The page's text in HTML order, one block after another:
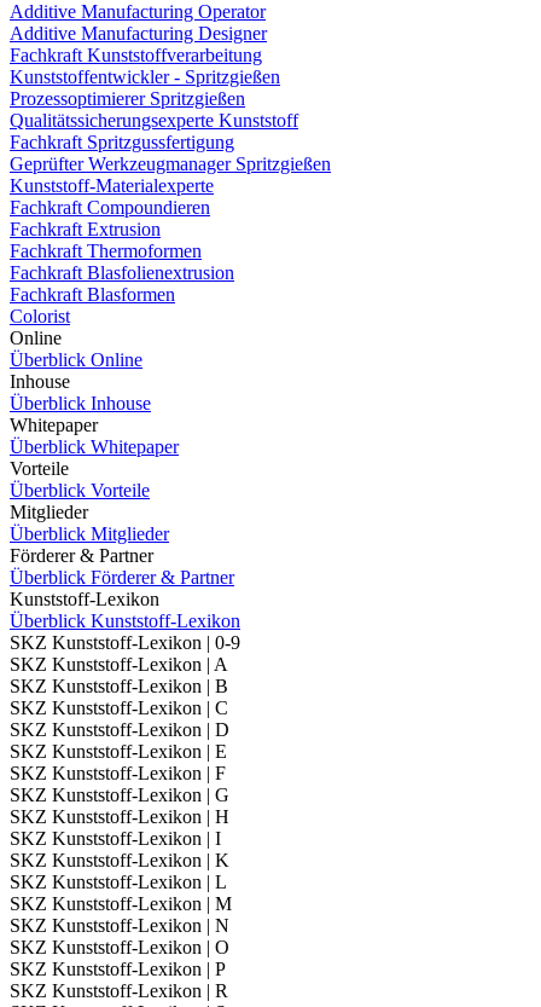
Additive Manufacturing Operator
Additive Manufacturing Designer
Fachkraft Kunststoffverarbeitung
Kunststoffentwickler - Spritzgießen
Prozessoptimierer Spritzgießen
Qualitätssicherungsexperte Kunststoff
Fachkraft Spritzgussfertigung
Geprüfter Werkzeugmanager Spritzgießen
Kunststoff-Materialexperte
Fachkraft Compoundieren
Fachkraft Extrusion
Fachkraft Thermoformen
Fachkraft Blasfolienextrusion
Fachkraft Blasformen
Colorist
Online
Überblick Online
Inhouse
Überblick Inhouse
Whitepaper
Überblick Whitepaper
Vorteile
Überblick Vorteile
Mitglieder
Überblick Mitglieder
Förderer & Partner
Überblick Förderer & Partner
Kunststoff-Lexikon
Überblick Kunststoff-Lexikon
SKZ Kunststoff-Lexikon | 0-9
SKZ Kunststoff-Lexikon | A
SKZ Kunststoff-Lexikon | B
SKZ Kunststoff-Lexikon | C
SKZ Kunststoff-Lexikon | D
SKZ Kunststoff-Lexikon | E
SKZ Kunststoff-Lexikon | F
SKZ Kunststoff-Lexikon | G
SKZ Kunststoff-Lexikon | H
SKZ Kunststoff-Lexikon | I
SKZ Kunststoff-Lexikon | K
SKZ Kunststoff-Lexikon | L
SKZ Kunststoff-Lexikon | M
SKZ Kunststoff-Lexikon | N
SKZ Kunststoff-Lexikon | O
SKZ Kunststoff-Lexikon | P
SKZ Kunststoff-Lexikon | R